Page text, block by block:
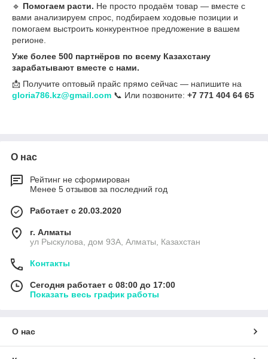
🔹 Помогаем расти. Не просто продаём товар — вместе с
вами анализируем спрос, подбираем ходовые позиции и
помогаем выстроить конкурентное предложение в вашем
регионе.
Уже более 500 партнёров по всему Казахстану
зарабатывают вместе с нами.
📩 Получите оптовый прайс прямо сейчас — напишите на
gloria786.kz@gmail.com 📞 Или позвоните: +7 771 404 64 65
О нас
Рейтинг не сформирован
Менее 5 отзывов за последний год
Работает с 20.03.2020
г. Алматы
ул Рыскулова, дом 93А, Алматы, Казахстан
Контакты
Сегодня работает с 08:00 до 17:00
Показать весь график работы
О нас